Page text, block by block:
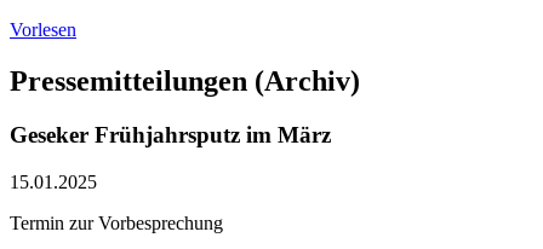
Vorlesen
Pressemitteilungen (Archiv)
Geseker Frühjahrsputz im März
15.01.2025
Termin zur Vorbesprechung